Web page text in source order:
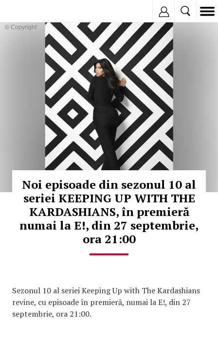
© Copyright:
Noi episoade din sezonul 10 al
seriei KEEPING UP WITH THE
KARDASHIANS, în premieră
numai la E!, din 27 septembrie,
ora 21:00
Sezonul 10 al seriei Keeping Up with The Kardashians
revine, cu episoade în premieră, numai la E!, din 27
septembrie, ora 21:00.